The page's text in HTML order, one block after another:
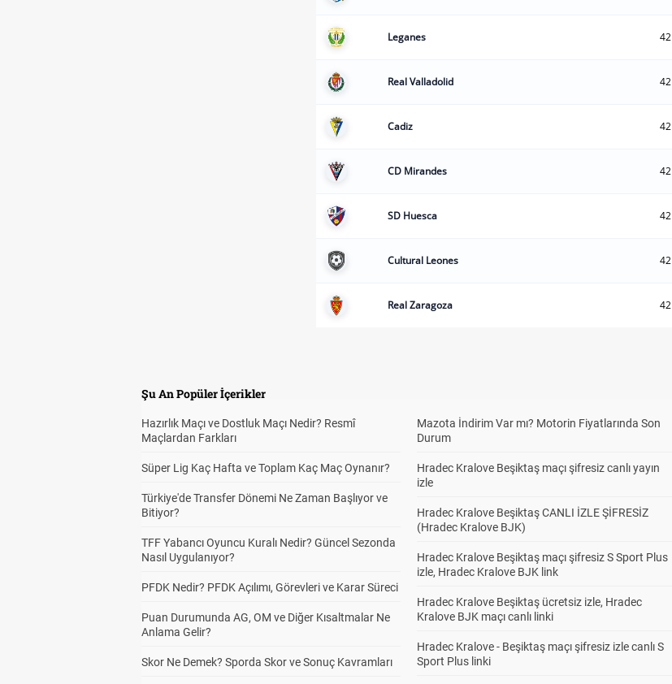
Leganes 42
Real Valladolid 42
Cadiz 42
CD Mirandes 42
SD Huesca 42
Cultural Leones 42
Real Zaragoza 42
Şu An Popüler İçerikler
Hazırlık Maçı ve Dostluk Maçı Nedir? Resmî
Maçlardan Farkları
Süper Lig Kaç Hafta ve Toplam Kaç Maç Oynanır?
Türkiye'de Transfer Dönemi Ne Zaman Başlıyor ve
Bitiyor?
TFF Yabancı Oyuncu Kuralı Nedir? Güncel Sezonda
Nasıl Uygulanıyor?
PFDK Nedir? PFDK Açılımı, Görevleri ve Karar Süreci
Puan Durumunda AG, OM ve Diğer Kısaltmalar Ne
Anlama Gelir?
Skor Ne Demek? Sporda Skor ve Sonuç Kavramları
Mazota İndirim Var mı? Motorin Fiyatlarında Son
Durum
Hradec Kralove Beşiktaş maçı şifresiz canlı yayın
izle
Hradec Kralove Beşiktaş CANLI İZLE ŞİFRESİZ
(Hradec Kralove BJK)
Hradec Kralove Beşiktaş maçı şifresiz S Sport Plus
izle, Hradec Kralove BJK link
Hradec Kralove Beşiktaş ücretsiz izle, Hradec
Kralove BJK maçı canlı linki
Hradec Kralove - Beşiktaş maçı şifresiz izle canlı S
Sport Plus linki